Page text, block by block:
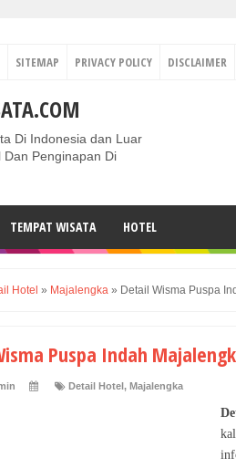
SITEMAP PRIVACY POLICY DISCLAIMER
Di Indonesia dan Luar
Dan Penginapan Di
TEMPAT WISATA HOTEL
Hotel » Majalengka » Detail Wisma Puspa
Puspa Indah
Detail Hotel, Majalengka